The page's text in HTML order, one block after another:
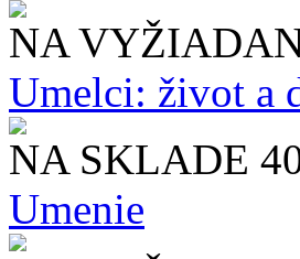
NA
Umelci: život a
NA SKLADE
Umenie